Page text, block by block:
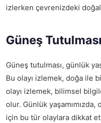
izlerken çevrenizdeki
Güneş
Güneş tutulması, günlük
Bu olayı izlemek, doğa ile
olayı izlemek, bilimsel
olur. Günlük
için bu tür olaylara dikkat